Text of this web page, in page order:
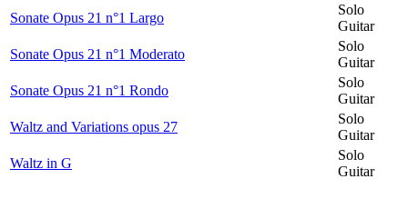
Sonate Opus 21 n°1 Largo
Solo
Guitar
Sonate Opus 21 n°1 Moderato
Solo
Guitar
Sonate Opus 21 n°1 Rondo
Solo
Guitar
Waltz and Variations opus 27
Solo
Guitar
Waltz in G
Solo
Guitar